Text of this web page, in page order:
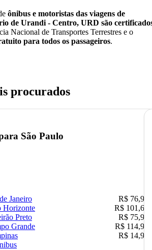
ônibus e motoristas das viagens de
de Urandi - Centro, URD são
Nacional de Transportes Terrestres e o
para todos os passageiros.
procurados
São Paulo
Janeiro
R$ 76,90
Horizonte
R$ 101,67
Preto
R$ 75,90
Grande
R$ 114,90
R$ 14,90